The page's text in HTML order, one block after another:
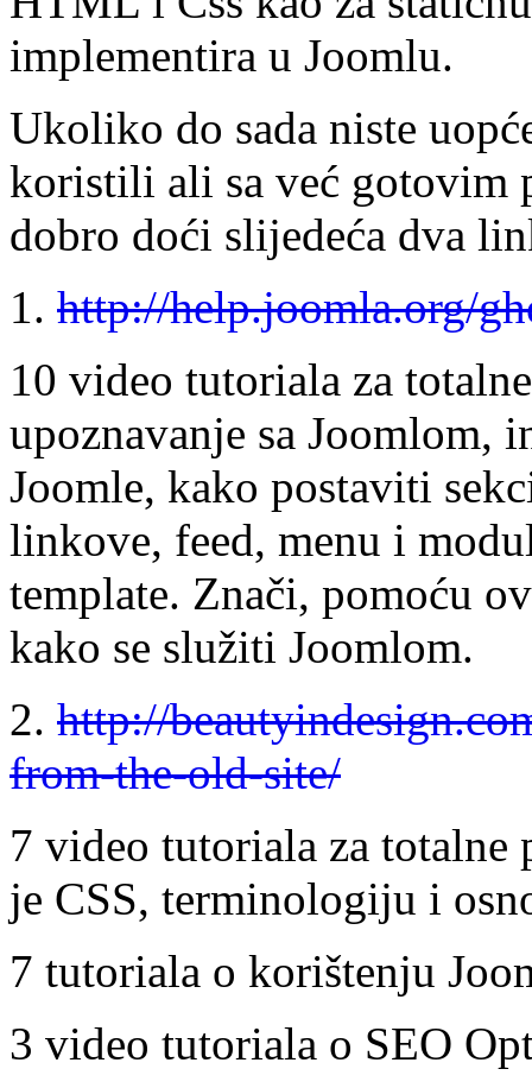
implementira u Joomlu.
Ukoliko do sada niste
koristili ali sa već gotovim
dobro doći slijedeća dva
1. http://help.joomla.org/
10 video tutoriala za
upoznavanje sa Joomlom,
Joomle, kako postaviti
linkove, feed, menu i
template. Znači, pomoću
kako se služiti Joomlom.
2. http://
from-the-old-site/
7 video tutoriala za totalne
je CSS, terminologiju i
7 tutoriala o korištenju
3 video tutoriala o SEO